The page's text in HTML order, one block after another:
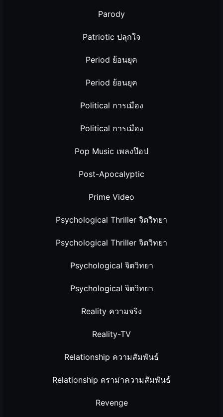
Parody
Patriotic ปลุกใจ
Period ย้อนยุค
Period ย้อนยุค
Political การเมือง
Political การเมือง
Pop Music เพลงป๊อป
Post-Apocalyptic
Prime Video
Psychological Thriller จิตวิทยา
Psychological Thriller จิตวิทยา
Psychological จิตวิทยา
Psychological จิตวิทยา
Reality ความจริง
Reality-TV
Relationship ความสัมพันธ์
Relationship ดราม่าความสัมพันธ์
Revenge